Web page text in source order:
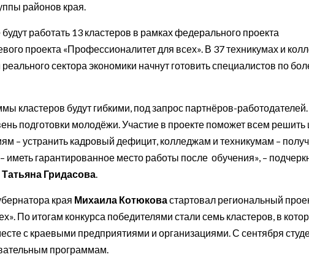
районов края.
работать 13 кластеров в рамках федерального проекта
проекта «Профессионалитет для всех». В 37 техникумах и
сектора экономики начнут готовить специалистов по
кластеров будут гибкими, под запрос партнёров-
подготовки молодёжи. Участие в проекте поможет всем решить
– устранить кадровый дефицит, колледжам и техникумам –
иметь гарантированное место работы после обучения», –
Татьяна Гридасова.
края Михаила Котюковастартовал региональный
По итогам конкурса победителями стали семь кластеров, в
с краевыми предприятиями и организациями. С сентября
программам.